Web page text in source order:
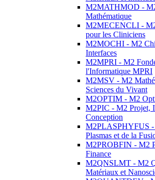
M2MATHMOD -
Mathématique
M2MECENCLI -
pour les Cliniciens
M2MOCHI - M2
Interfaces
M2MPRI - M2
l'Informatique MPRI
M2MSV - M2
Sciences du Vivant
M2OPTIM - M2
M2PIC - M2 Projet,
Conception
M2PLASPHYFUS -
Plasmas et de la
M2PROBFIN - M2
Finance
M2QNSLMT - M2
Matériaux et